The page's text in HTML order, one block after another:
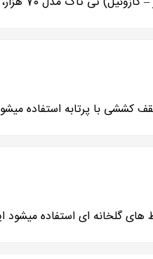
با پرتابه استفاده میشود
های گلخانه ای استفاده